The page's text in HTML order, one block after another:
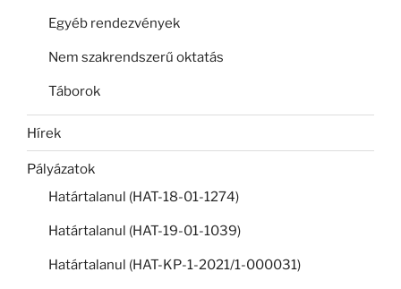
Egyéb rendezvények
Nem szakrendszerű oktatás
Táborok
Hírek
Pályázatok
Határtalanul (HAT-18-01-1274)
Határtalanul (HAT-19-01-1039)
Határtalanul (HAT-KP-1-2021/1-000031)